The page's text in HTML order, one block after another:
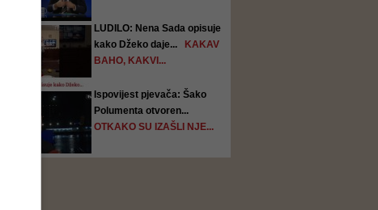
LUDILO: Nena Sada opisuje
kako Džeko daje...
KAKAV
BAHO, KAKVI...
Ispovijest pjevača: Šako
Polumenta otvoren...
OTKAKO SU IZAŠLI NJE...